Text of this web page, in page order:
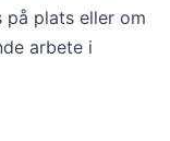
på plats eller om
arbete i